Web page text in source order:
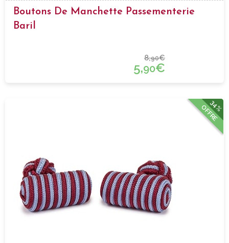
Boutons De Manchette Passementerie
Baril
8,90€
5,90€
34%
OFFRE